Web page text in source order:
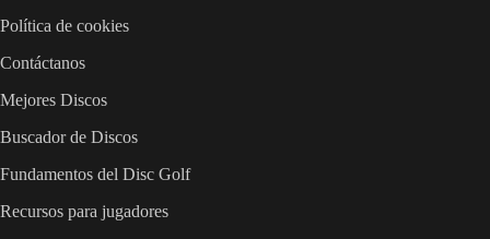
Política de cookies
Contáctanos
Mejores Discos
Buscador de Discos
Fundamentos del Disc Golf
Recursos para jugadores